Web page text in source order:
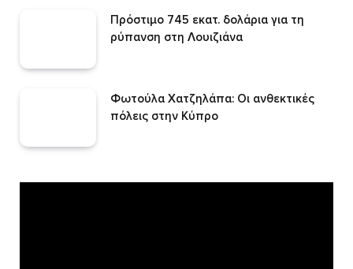
Πρόστιμο 745 εκατ. δολάρια για τη
ρύπανση στη Λουιζιάνα
Φωτούλα Χατζηλάπα: Οι ανθεκτικές
πόλεις στην Κύπρο